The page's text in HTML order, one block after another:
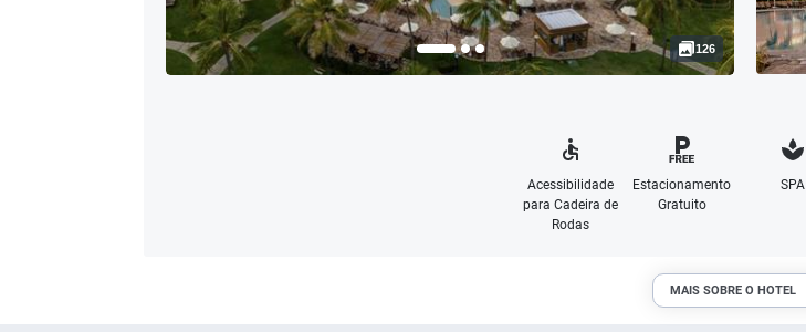
126
Acessibilidade
para Cadeira de
Rodas
Estacionamento
Gratuito
SPA
MAIS SOBRE O HOTEL